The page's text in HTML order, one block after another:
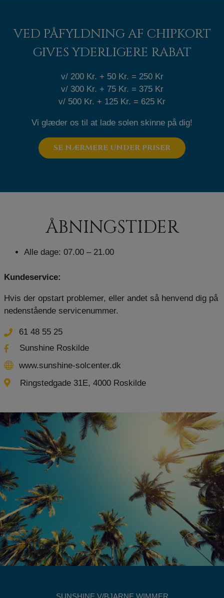
VED PÅFYLDNING AF CHIPKORT
GIVES YDERLIGERE RABAT
v/ 200 Kr. + 50 Kr. = 250 Kr
v/ 300 Kr. + 75 Kr. = 375 Kr
v/ 500 Kr. + 125 Kr. = 625 Kr
Vi glæder os til at lade solen skinne på dig!
SE NÆRMERE UNDER PRISER
ÅBNINGSTIDER
Alle dage: 07.00 – 21.00
Kundeservice:
Hvis der opstart problemer, eller andet så henvend dig på
nedenstående servicenummer.
61 48 55 25
Sunshine Roskilde
www.sunshine-solcenter.dk
Ringstedgade 31E, 4000 Roskilde
SUNSHINE V/BJARNE WIMMER